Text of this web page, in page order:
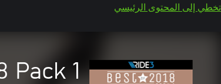
تخطي إلى المحتوى الرئيسي
Pack 1